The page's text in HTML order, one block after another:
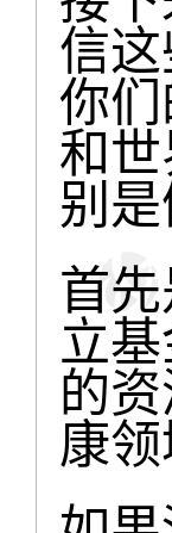
信
你
和
别
首
立
的
康